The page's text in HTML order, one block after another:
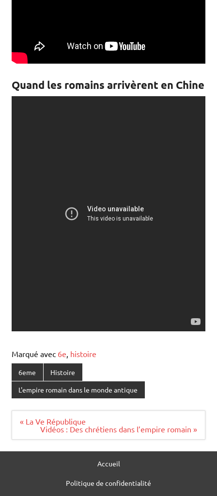
Quand les romains arrivèrent en Chine
Marqué avec 6e, histoire
6eme Histoire
L'empire romain dans le monde antique
Navigation
« La Ve République
Vidéos : Des chrétiens dans l’empire romain »
Accueil
Politique de confidentialité